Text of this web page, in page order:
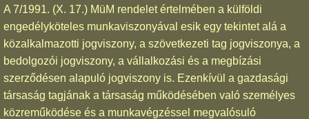
A 7/1991. (X. 17.) MüM rendelet értelmében a külföldi
engedélyköteles munkaviszonyával esik egy tekintet alá a
közalkalmazotti jogviszony, a szövetkezeti tag jogviszonya, a
bedolgozói jogviszony, a vállalkozási és a megbízási
szerződésen alapuló jogviszony is. Ezenkívül a gazdasági
társaság tagjának a társaság működésében való személyes
közreműködése és a munkavégzéssel megvalósuló